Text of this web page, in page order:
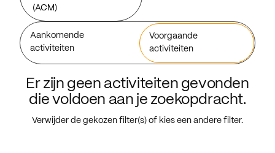
(ACM)
Aankomende
activiteiten
Voorgaande
activiteiten
Er zijn geen activiteiten gevonden
die voldoen aan je zoekopdracht.
Verwijder de gekozen filter(s) of kies een andere filter.